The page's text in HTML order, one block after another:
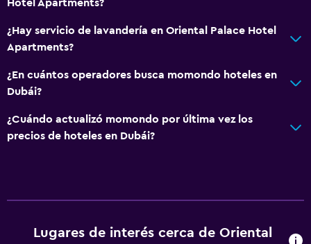
Hotel Apartments?
¿Hay servicio de lavandería en Oriental Palace Hotel
Apartments?
¿En cuántos operadores busca momondo hoteles en
Dubái?
¿Cuándo actualizó momondo por última vez los
precios de hoteles en Dubái?
Lugares de interés cerca de Oriental